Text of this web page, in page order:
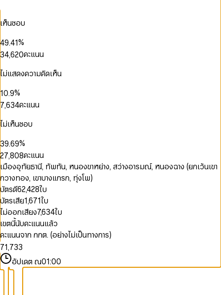
เห็นชอบ
0
2
4
5
6
7
8
9
7
9.
2
4
5
6
7
8
9
1
2
3
4
5
6
7
8
%
0
2
3
5
7
8
9
0
1
3
4
6
8
9
,
3
5
6
8
0
1
2
4
6
7
8
0
2
4
6
8
คะแนน
ไม่แสดงความคิดเห็น
1
2
3
4
5
6
7
8
9
0
1
2
3
4
5
6
7
8
9
.
1
3
4
5
7
9%
0
1
2
3
4
6
7
9
,
0
1
2
3
5
6
8
0
2
3
5
7
8
9
0
1
2
3
4
6
8
9
คะแนน
ไม่เห็นชอบ
1
3
4
5
6
7
8
9
0
1
3
4
5
7
9.
0
1
2
4
6
7
8
9
1
3
4
5
7
9%
1
2
3
4
5
6
7
8
9
0
1
2
3
4
6
7
8
9
,
1
2
3
4
5
7
8
9
0
1
2
3
4
5
6
7
8
9
2
3
5
6
7
8
9
คะแนน
เมืองอุทัยธานี, ทัพทัน, หนองขาหย่าง, สว่างอารมณ์, หนองฉาง (ยกเว้นเขา
กวางทอง, เขาบางแกรก, ทุ่งโพ)
บัตรดี62,428ใบ
บัตรเสีย1,671ใบ
ไม่ออกเสียง7,634ใบ
เขตนี้นับคะแนนแล้ว
คะแนนจาก กกต. (อย่างไม่เป็นทางการ)
0
1
2
3
4
5
6
7
8
9
0
1
2
3
4
,
0
1
2
3
4
5
6
7
8
9
0
1
2
3
4
5
6
0
1
2
3
4
5
อัปเดต ณ01:00